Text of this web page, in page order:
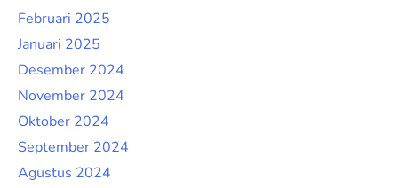
Februari 2025
Januari 2025
Desember 2024
November 2024
Oktober 2024
September 2024
Agustus 2024